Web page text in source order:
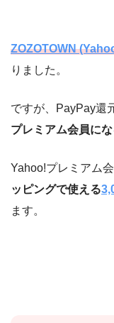
ZOZOTOWN
りました。
ですが、PayPay還
プレミアム会員にな
Yahoo!プレミアム
ッピングで使える
ます。